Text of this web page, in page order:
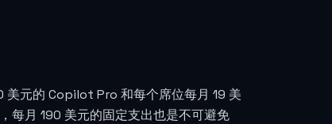
元的 Copilot Pro 和每个席位每月 19 美
每月 190 美元的固定支出也是不可避免